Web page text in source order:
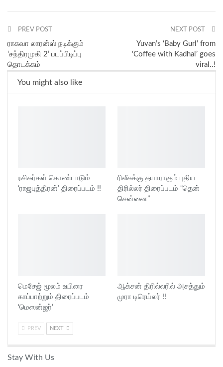
PREV POST
ராகவா லாரன்ஸ் நடிக்கும்
‘சந்திரமுகி 2’ படப்பிடிப்பு
தொடக்கம்
NEXT POST
Yuvan’s ‘Baby Gurl’ from
‘Coffee with Kadhal’ goes
viral..!
You might also like
ரசிகர்கள் கொண்டாடும்
‘ராஜபுத்திரன்’ திரைப்படம் !!
ரிலீசுக்கு தயாராகும் புதிய
திரில்லர் திரைப்படம் “தென்
சென்னை”
மெசேஜ் மூலம் உயிரை
காப்பாற்றும் திரைப்படம்
‘மெஸன்ஜர்’
ஆக்சன் திரில்லரில் அசத்தும்
முரா டிரெய்லர் !!
PREV NEXT
Stay With Us